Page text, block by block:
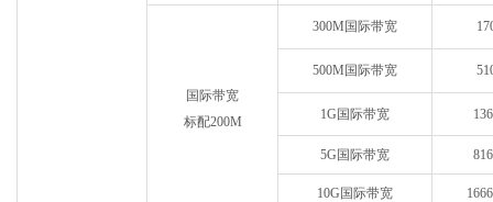
国际带宽
标配200M
300M国际带宽
500M国际带宽
1G国际带宽
5G国际带宽
10G国际带宽